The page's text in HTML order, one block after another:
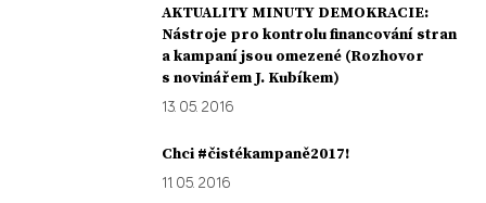
AKTUALITY MINUTY DEMOKRACIE:
Nástroje pro kontrolu financování stran
a kampaní jsou omezené (Rozhovor
s novinářem J. Kubíkem)
13. 05. 2016
Chci #čistékampaně2017!
11. 05. 2016